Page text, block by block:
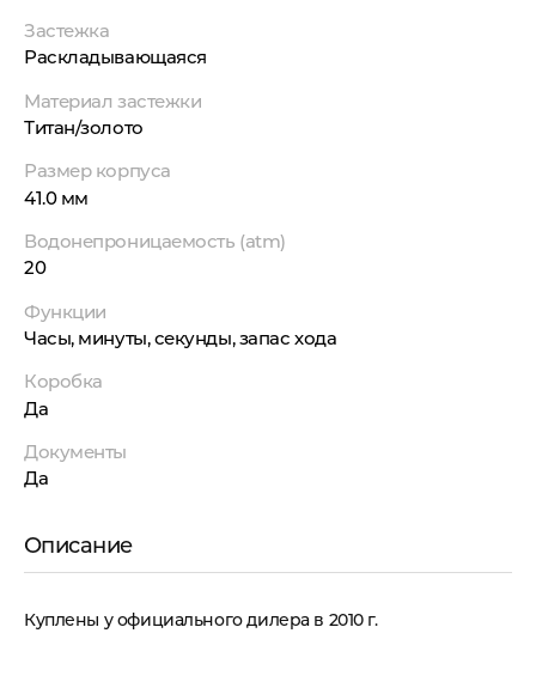
Застежка
Раскладывающаяся
Материал застежки
Титан/золото
Размер корпуса
41.0 мм
Водонепроницаемость (atm)
20
Функции
Часы, минуты, секунды, запас хода
Коробка
Да
Документы
Да
Описание
Куплены у официального дилера в 2010 г.